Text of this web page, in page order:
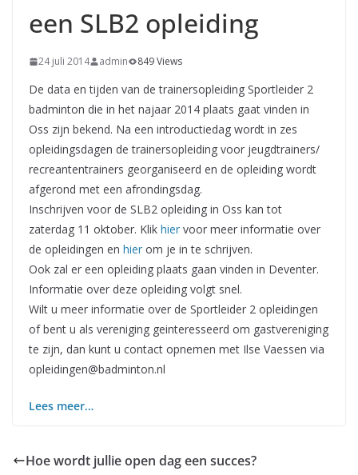
een SLB2 opleiding
24 juli 2014 admin 849 Views
De data en tijden van de trainersopleiding Sportleider 2
badminton die in het najaar 2014 plaats gaat vinden in
Oss zijn bekend. Na een introductiedag wordt in zes
opleidingsdagen de trainersopleiding voor jeugdtrainers/
recreantentrainers georganiseerd en de opleiding wordt
afgerond met een afrondingsdag.
Inschrijven voor de SLB2 opleiding in Oss kan tot
zaterdag 11 oktober. Klik hier voor meer informatie over
de opleidingen en hier om je in te schrijven.
Ook zal er een opleiding plaats gaan vinden in Deventer.
Informatie over deze opleiding volgt snel.
Wilt u meer informatie over de Sportleider 2 opleidingen
of bent u als vereniging geinteresseerd om gastvereniging
te zijn, dan kunt u contact opnemen met Ilse Vaessen via
opleidingen@badminton.nl
Lees meer…
Hoe wordt jullie open dag een succes?